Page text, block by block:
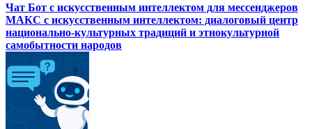
Чат Бот с искусственным интеллектом для мессенджеров
МАКС с искусственным интеллектом: диалоговый центр
национально-культурных традиций и этнокультурной
самобытности народов